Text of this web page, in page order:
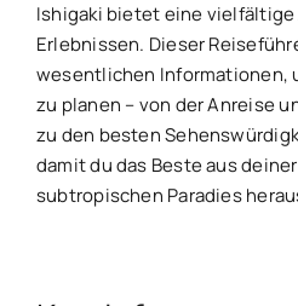
Ishigaki bietet eine vielfältige
Erlebnissen. Dieser
wesentlichen Informationen,
zu planen – von der Anreise
zu den besten
damit du das Beste aus
subtropischen Paradies